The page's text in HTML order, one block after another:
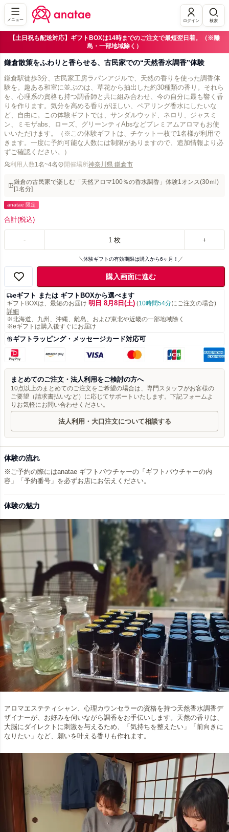
メニュー ログイン 検索
【土日祝も配送対応】ギフトBOXは14時までのご注文で最短翌日着。（※離
島・一部地域除く）
鎌倉散策をふわりと香らせる、古民家での“天然香水調香”体験
鎌倉駅徒歩3分、古民家工房ラパンアジルで、天然の香りを使った調香体
験を。趣ある和室に並ぶのは、草花から抽出した約30種類の香り。それら
を、心理系の資格も持つ調香師と共に組み合わせ、今の自分に最も響く香
りを作ります。気分を高める香りがほしい、ペアリング香水にしたいな
ど、自由に。この体験ギフトでは、サンダルウッド、ネロリ、ジャスミ
ン、ミモザabs、ローズ、グリーンティAbsなどプレミアムアロマもお使
いいただけます。（※この体験ギフトは、チケット一枚で1名様が利用で
きます。一度に予約可能な人数には制限がありますので、追加情報より必
ずご確認ください。）
利用人数1名~4名 開催場所神奈川県 鎌倉市
鎌倉の古民家で楽しむ「天然アロマ100％の香水調香」体験1オンス(30ｍl)
[1名分]
anatae 限定
合計(税込)
- 1 枚 +
体験ギフトの有効期限は購入から6ヶ月！
購入画面に進む
eギフト または ギフトBOXから選べます
ギフトBOXは、最短のお届け 明日 8月8日(土) (10時間54分にご注文の場合)
詳細
※北海道、九州、沖縄、離島、および東北や近畿の一部地域除く
※eギフトは購入後すぐにお届け
ギフトラッピング・メッセージカード対応可
まとめてのご注文・法人利用をご検討の方へ
10点以上のまとめてのご注文をご希望の場合は、専門スタッフがお客様の
ご要望（請求書払いなど）に応じてサポートいたします。下記フォームよ
りお気軽にお問い合わせください。
法人利用・大口注文について相談する
体験の流れ
※ご予約の際にはanatae ギフトバウチャーの「ギフトバウチャーの内
容」「予約番号」を必ずお店にお伝えください。
体験の魅力
アロマエステティシャン、心理カウンセラーの資格を持つ天然香水調香デ
ザイナーが、お好みを伺いながら調香をお手伝いします。天然の香りは、
大脳にダイレクトに刺激を与えるため、「気持ちを整えたい」「前向きに
なりたい」など、願いを叶える香りも作れます。